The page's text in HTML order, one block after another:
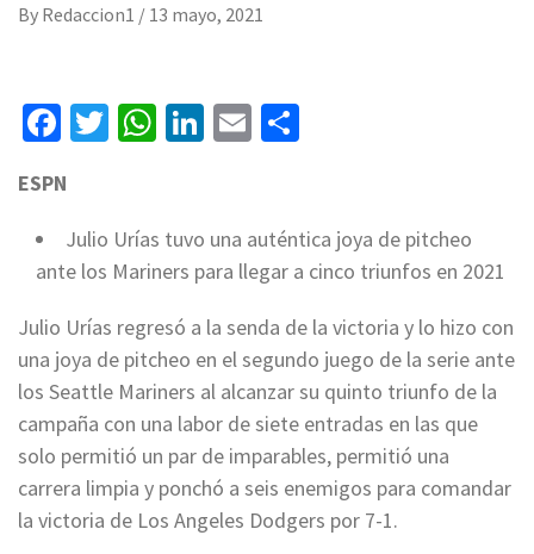
By Redaccion1 / 13 mayo, 2021
Facebook
Twitter
WhatsApp
LinkedIn
Email
ESPN
Julio Urías tuvo una auténtica joya de pitcheo
ante los Mariners para llegar a cinco triunfos en 2021
Julio Urías regresó a la senda de la victoria y lo hizo con
una joya de pitcheo en el segundo juego de la serie ante
los Seattle Mariners al alcanzar su quinto triunfo de la
campaña con una labor de siete entradas en las que
solo permitió un par de imparables, permitió una
carrera limpia y ponchó a seis enemigos para comandar
la victoria de Los Angeles Dodgers por 7-1.